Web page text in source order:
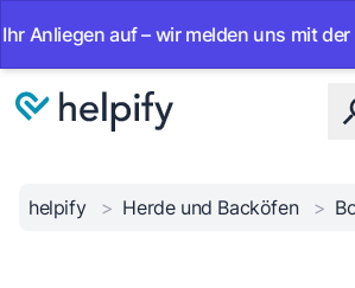
auf – wir melden uns mit der
helpify > Herde und Backöfen >